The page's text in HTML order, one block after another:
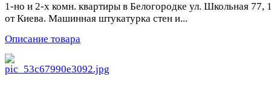
1-но и 2-х комн. квартиры в Белогородке ул. Школьная 77,
от Киева. Машинная штукатурка стен и...
Описание товара